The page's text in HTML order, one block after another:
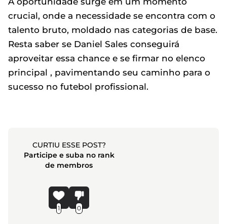
crucial, onde a necessidade se encontra com o
talento bruto, moldado nas categorias de base.
Resta saber se Daniel Sales conseguirá
aproveitar essa chance e se firmar no elenco
principal , pavimentando seu caminho para o
sucesso no futebol profissional.
CURTIU ESSE POST?
Participe e suba no rank
de membros
1 0